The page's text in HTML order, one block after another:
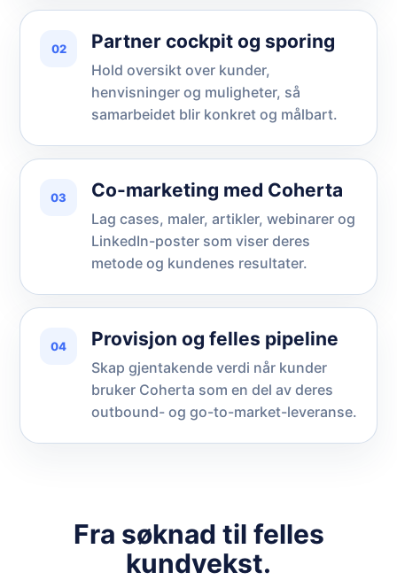
02 Partner cockpit og sporing
Hold oversikt over kunder,
henvisninger og muligheter, så
samarbeidet blir konkret og målbart.
03 Co-marketing med Coherta
Lag cases, maler, artikler, webinarer og
LinkedIn-poster som viser deres
metode og kundenes resultater.
04 Provisjon og felles pipeline
Skap gjentakende verdi når kunder
bruker Coherta som en del av deres
outbound- og go-to-market-leveranse.
Fra søknad til felles
kundvekst.